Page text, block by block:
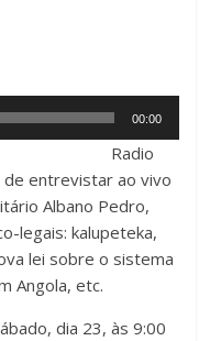
00:00
Radio
de entrevistar ao vivo
Albano Pedro,
legais: kalupeteka,
lei sobre o sistema
Angola, etc.
dia 23, às 9:00